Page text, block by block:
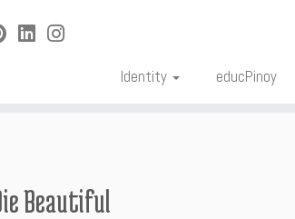
Identity educPinoy
Beautiful